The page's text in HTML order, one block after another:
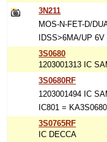
3N211
MOS-N-FET-D/
IDSS>6MA/UP
3S0680
1203001313 IC
3S0680RF
1203001494 IC
IC801 =
3S0765RF
IC DECCA